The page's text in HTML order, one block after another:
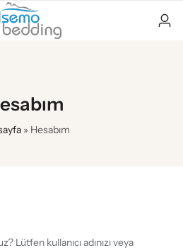
» Hesabım
Lütfen kullanıcı adınızı veya